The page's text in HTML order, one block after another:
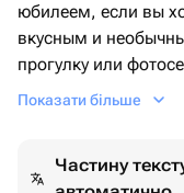
юбилеем, если вы
вкусным и
прогулку или
парню, маме или
Показати більше
Частину